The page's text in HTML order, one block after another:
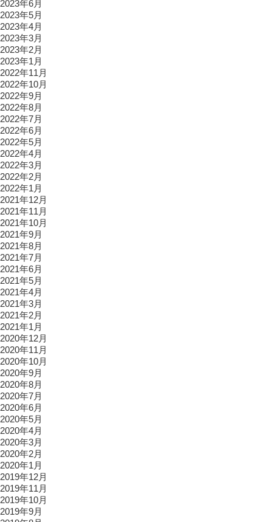
2023年6月
2023年5月
2023年4月
2023年3月
2023年2月
2023年1月
2022年11月
2022年10月
2022年9月
2022年8月
2022年7月
2022年6月
2022年5月
2022年4月
2022年3月
2022年2月
2022年1月
2021年12月
2021年11月
2021年10月
2021年9月
2021年8月
2021年7月
2021年6月
2021年5月
2021年4月
2021年3月
2021年2月
2021年1月
2020年12月
2020年11月
2020年10月
2020年9月
2020年8月
2020年7月
2020年6月
2020年5月
2020年4月
2020年3月
2020年2月
2020年1月
2019年12月
2019年11月
2019年10月
2019年9月